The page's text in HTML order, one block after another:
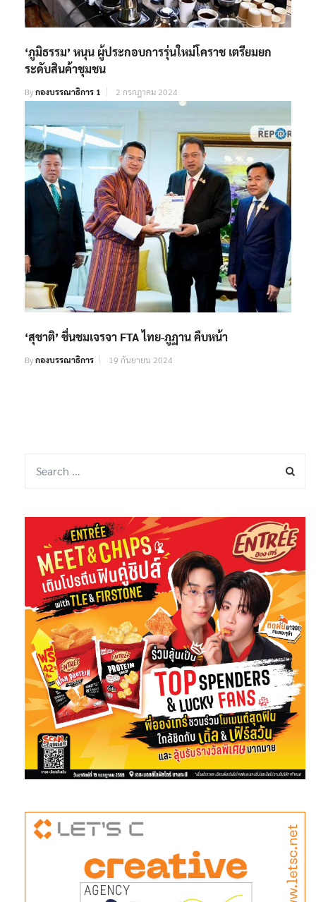
‘ภูมิธรรม’ หนุน ผู้ประกอบการรุ่นใหม่โคราช เตรียมยก
ระดับสินค้าชุมชน
Byกองบรรณาธิการ 1 2 กรกฎาคม 2024
‘สุชาติ’ ชื่นชมเจรจา FTA ไทย-ภูฏาน คืบหน้า
Byกองบรรณาธิการ 19 กันยายน 2024